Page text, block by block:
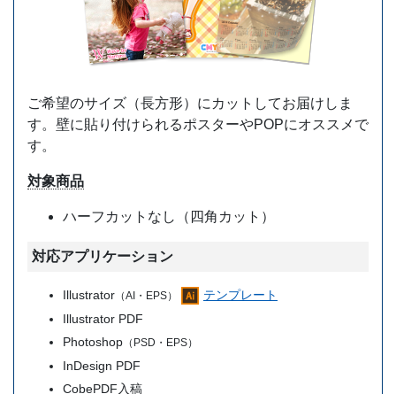
ご希望のサイズ（長方形）にカットしてお届けしま
す。壁に貼り付けられるポスターやPOPにオススメで
す。
対象商品
ハーフカットなし（四角カット）
対応アプリケーション
Illustrator （AI・EPS）
テンプレート
Illustrator PDF
Photoshop （PSD・EPS）
InDesign PDF
CobePDF入稿